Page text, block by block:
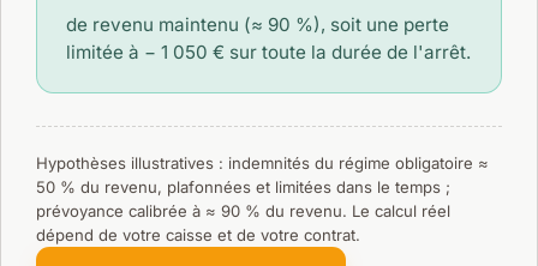
de revenu maintenu (≈ 90 %), soit une perte
limitée à − 1 050 € sur toute la durée de l'arrêt.
Hypothèses illustratives : indemnités du régime obligatoire ≈
50 % du revenu, plafonnées et limitées dans le temps ;
prévoyance calibrée à ≈ 90 % du revenu. Le calcul réel
dépend de votre caisse et de votre contrat.